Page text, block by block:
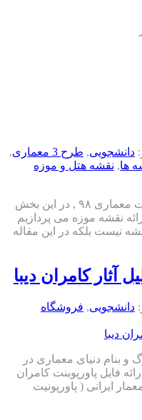
دانشجویی, طرح 3 معماری
,
ها, نقشه هتل و موزه
با سلام خدمت تمامی کاربان وب سایت معماری ۹۸ , در این بخش
نقشه موزه می پردازیم
نیست بلکه در این مقاله
آثار کامران دیبا
دانشجویی, فروشگاه
بنام دنیای معماری در
فایل پاورپوینت کامران
ایرانی ( پاورپونیت